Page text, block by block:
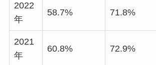
2022
年
58.7% 71.8%
2021
年
60.8% 72.9%